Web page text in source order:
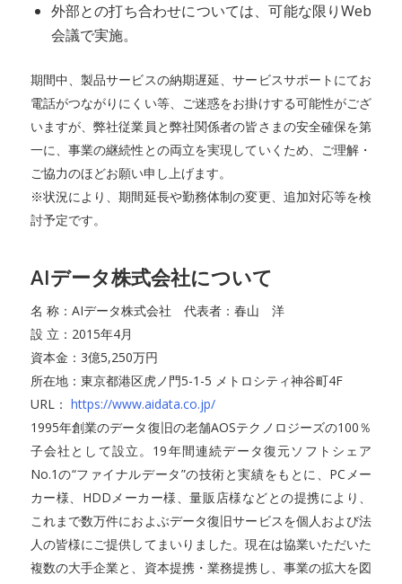
外部との打ち合わせについては、可能な限りWeb
会議で実施。
期間中、製品サービスの納期遅延、サービスサポートにてお
電話がつながりにくい等、ご迷惑をお掛けする可能性がござ
いますが、弊社従業員と弊社関係者の皆さまの安全確保を第
一に、事業の継続性との両立を実現していくため、ご理解・
ご協力のほどお願い申し上げます。
※状況により、期間延長や勤務体制の変更、追加対応等を検
討予定です。
AIデータ株式会社について
名 称：AIデータ株式会社 代表者：春山 洋
設 立：2015年4月
資本金：3億5,250万円
所在地：東京都港区虎ノ門5-1-5 メトロシティ神谷町4F
URL： https://www.aidata.co.jp/
1995年創業のデータ復旧の老舗AOSテクノロジーズの100％
子会社として設立。19年間連続データ復元ソフトシェア
No.1の“ファイナルデータ”の技術と実績をもとに、PCメー
カー様、HDDメーカー様、量販店様などとの提携により、
これまで数万件におよぶデータ復旧サービスを個人および法
人の皆様にご提供してまいりました。現在は協業いただいた
複数の大手企業と、資本提携・業務提携し、事業の拡大を図